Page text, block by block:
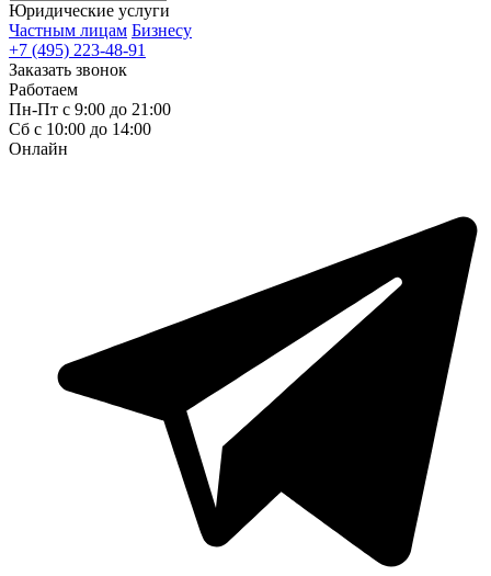
Юридические услуги
Частным лицам Бизнесу
+7 (495) 223-48-91
Заказать звонок
Работаем
Пн-Пт с 9:00 до 21:00
Сб с 10:00 до 14:00
Онлайн